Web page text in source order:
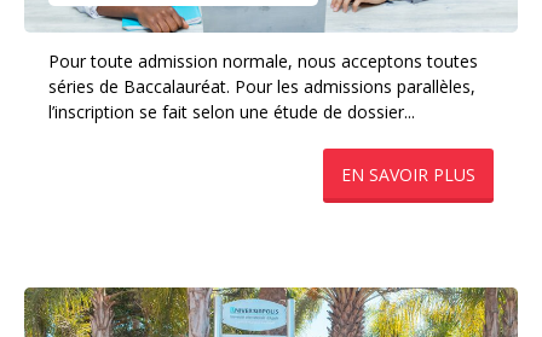
Pour toute admission normale, nous acceptons toutes
séries de Baccalauréat. Pour les admissions parallèles,
l’inscription se fait selon une étude de dossier...
​EN SAVOIR PLUS